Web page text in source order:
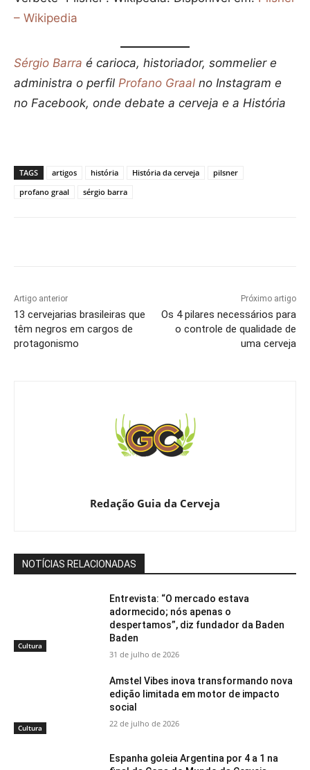
– Wikipedia
Sérgio Barra é carioca, historiador, sommelier e
administra o perfil Profano Graal no Instagram e
no Facebook, onde debate a cerveja e a História
TAGS artigos história História da cerveja
pilsner
profano graal
sérgio barra
Artigo anterior
13 cervejarias brasileiras que
têm negros em cargos de
protagonismo
Próximo artigo
Os 4 pilares necessários para
o controle de qualidade de
uma cerveja
Redação Guia da Cerveja
NOTÍCIAS RELACIONADAS
Cultura
Entrevista: “O mercado estava
adormecido; nós apenas o
despertamos”, diz fundador da Baden
Baden
31 de julho de 2026
Cultura
Amstel Vibes inova transformando nova
edição limitada em motor de impacto
social
22 de julho de 2026
Espanha goleia Argentina por 4 a 1 na